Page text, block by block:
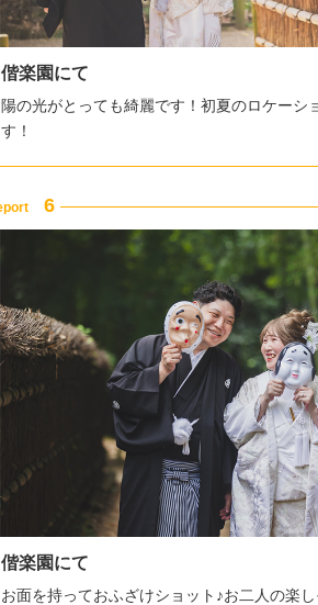
偕楽園にて
陽の光がとっても綺麗です！初夏のロケーシ
す！
偕楽園にて
お面を持っておふざけショット♪お二人の楽